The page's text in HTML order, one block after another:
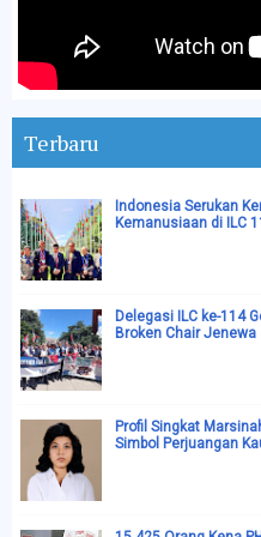
Terbaru
Indonesia Serukan
Kemanusiaan di ILC
Delegasi ILC ke-114
Broken Chair Jenewa
Profil Singkat
Simbol Perjuangan